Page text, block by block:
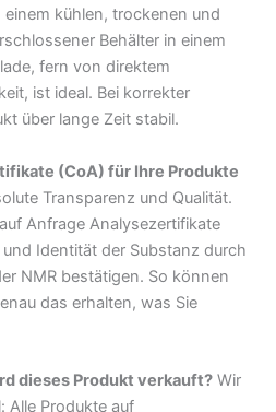
kühlen, trockenen und
Behälter in einem
fern von direktem
ist ideal. Bei korrekter
über lange Zeit stabil.
(CoA) für Ihre Produkte
Transparenz und Qualität.
Anfrage Analysezertifikate
Identität der Substanz durch
NMR bestätigen. So können
das erhalten, was Sie
dieses Produkt verkauft? Wir
Alle Produkte auf